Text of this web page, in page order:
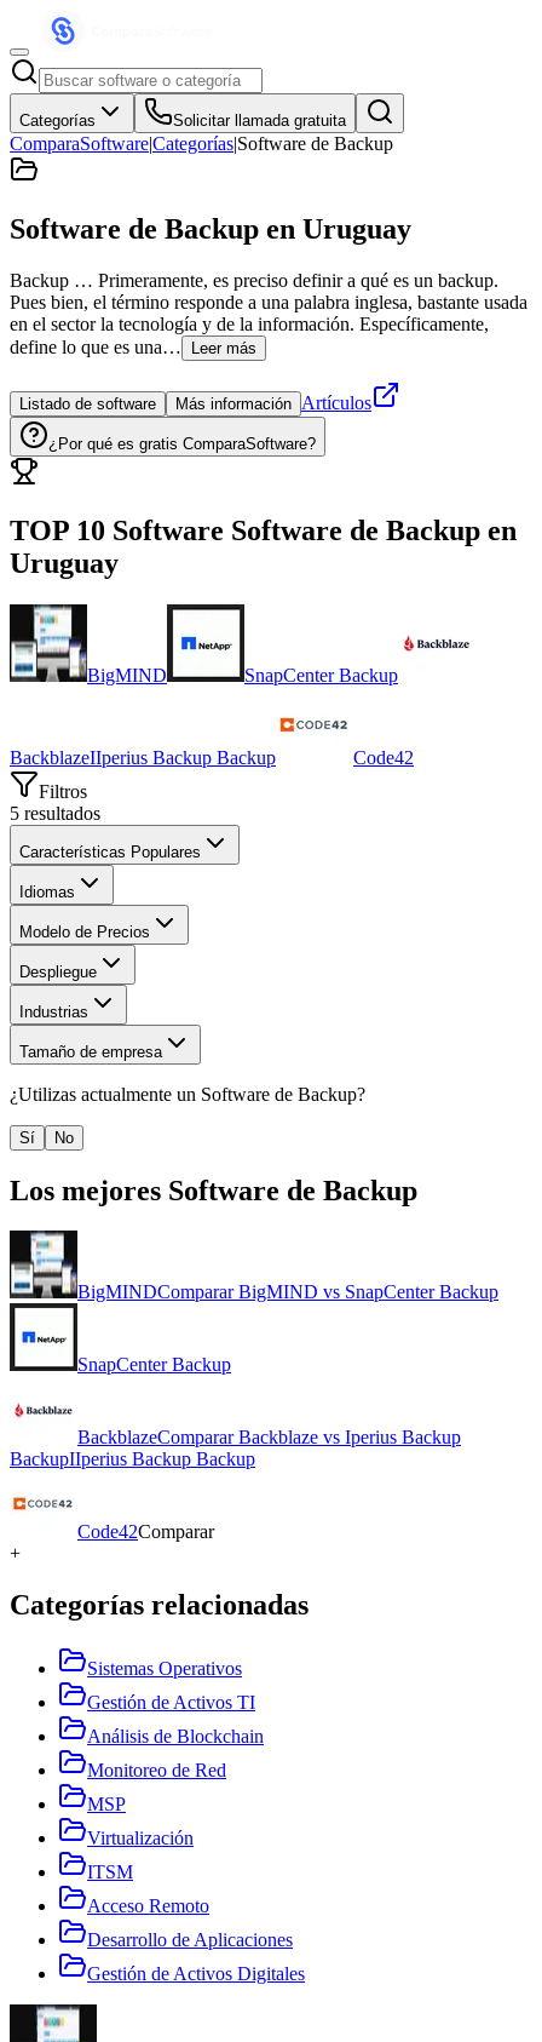
Categorías Solicitar llamada gratuita
ComparaSoftware|Categorías|Software de Backup
Software de Backup en Uruguay
Backup … Primeramente, es preciso definir a qué es un backup.
Pues bien, el término responde a una palabra inglesa, bastante usada
en el sector la tecnología y de la información. Específicamente,
define lo que es una…
Leer más
Listado de software Más información Artículos
¿Por qué es gratis ComparaSoftware?
TOP 10 Software Software de Backup en
Uruguay
BigMIND SnapCenter Backup
BackblazeIIperius Backup Backup
Code42
Filtros
5 resultados
Características Populares
Idiomas
Modelo de Precios
Despliegue
Industrias
Tamaño de empresa
¿Utilizas actualmente un Software de Backup?
Sí No
Los mejores Software de Backup
BigMINDComparar BigMIND vs SnapCenter Backup
SnapCenter Backup
BackblazeComparar Backblaze vs Iperius Backup
BackupIIperius Backup Backup
Code42Comparar
+
Categorías relacionadas
Sistemas Operativos
Gestión de Activos TI
Análisis de Blockchain
Monitoreo de Red
MSP
Virtualización
ITSM
Acceso Remoto
Desarrollo de Aplicaciones
Gestión de Activos Digitales